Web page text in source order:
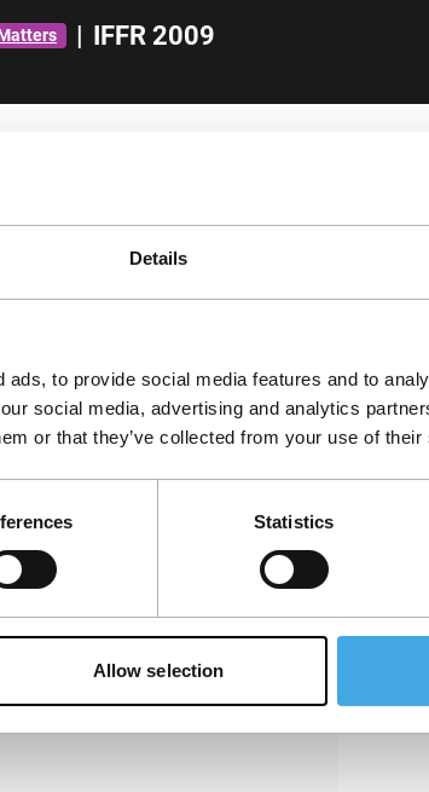
Details
to provide social media features and to
social media, advertising and analytics
or that they’ve collected from your use of
Statistics
Allow selection
| IFFR 2009
het gelijknamige insect -, is
uit een vloed die uit de
en hel, extase en afschuw,
haar droom van een eigen
verloren jeugd. Maar de
al heeft dat niets te
soort nachtmerrie te worden.
tijd…
Silent Screamwas een mix
Festival, georganiseerd door
telefoon.